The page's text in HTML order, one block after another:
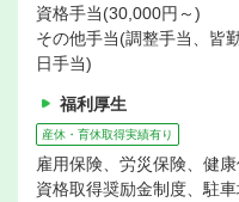
資格手当(30,000円～)
その他手当(調整手当、皆
日手当)
福利厚生
産休・育休取得実績有り
雇用保険、労災保険、健
資格取得奨励金制度、駐